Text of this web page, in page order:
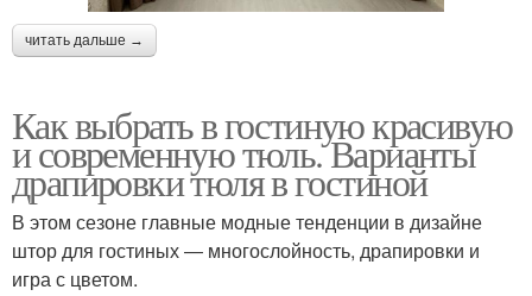
Модные варианты
Модные элементы Актуальный тюль
Тюли в зал
читать дальше →
Как выбрать в гостиную красивую
и современную тюль. Варианты
драпировки тюля в гостиной
В этом сезоне главные модные тенденции в дизайне
штор для гостиных ― многослойность, драпировки и
игра с цветом.